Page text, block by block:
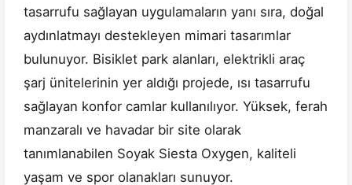
tasarrufu sağlayan uygulamaların yanı sıra, doğal
aydınlatmayı destekleyen mimari tasarımlar
bulunuyor. Bisiklet park alanları, elektrikli araç
şarj ünitelerinin yer aldığı projede, ısı tasarrufu
sağlayan konfor camlar kullanılıyor. Yüksek, ferah
manzaralı ve havadar bir site olarak
tanımlanabilen Soyak Siesta Oxygen, kaliteli
yaşam ve spor olanakları sunuyor.